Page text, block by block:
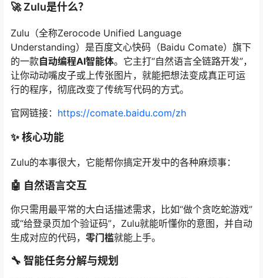
🚀 Zulu是什么？
Zulu（全称Zerocode Unified Language
Understanding）是百度文心快码（Baidu Comate）旗下
的一款自动编程AI智能体。它主打“自然语言全链路开发”，
让你动动嘴皮子或上传张图片，就能把想法变成真正可运
行的程序，彻底改变了传统写代码的方式。
官网链接： https://comate.baidu.com/zh
✨ 核心功能
Zulu的本事很大，它能帮你搞定开发中的各种麻烦事：
🤖 自然语言交互
你只需用最平常的大白话描述需求，比如“做个贪吃蛇游戏”
或“给登录页加个验证码”，Zulu就能听懂你的意图，并自动
生成对应的代码， 零门槛就能上手。
🔧 智能任务分解与规划